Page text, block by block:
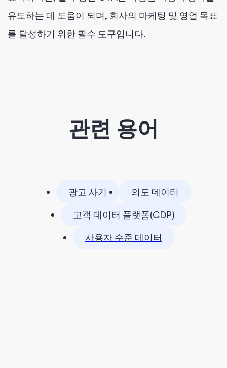
유도하는 데 도움이 되며, 회사의 마케팅 및 영업 목표
를 달성하기 위한 필수 도구입니다.
관련 용어
광고 사기
의도 데이터
고객 데이터 플랫폼(CDP)
사용자 수준 데이터